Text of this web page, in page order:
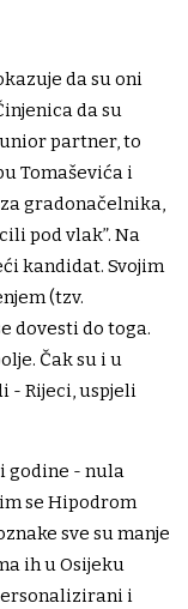
da su oni
da su
partner, to
Tomaševića i
gradonačelnika,
pod vlak”. Na
kandidat. Svojim
(tzv.
dovesti do toga.
Čak su i u
- Rijeci, uspjeli
godine - nula
se Hipodrom
sve su manje
ih u Osijeku
i